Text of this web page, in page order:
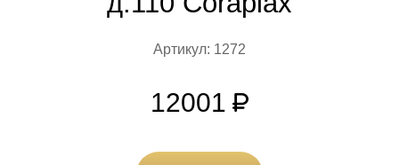
Артикул: 1272
12001